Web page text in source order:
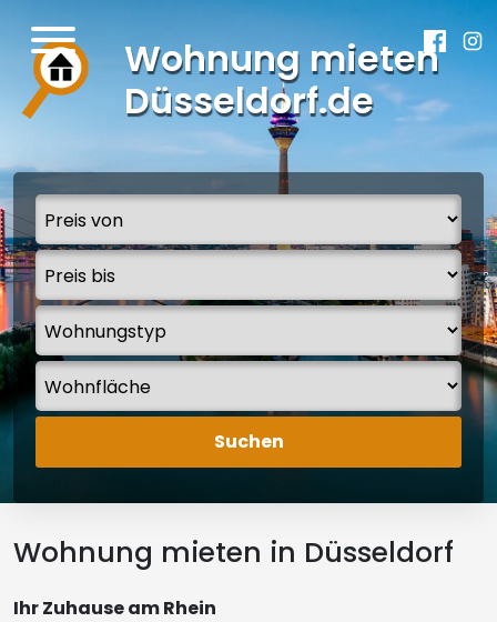
Wohnung mieten
Düsseldorf.de
Wohnung mieten in Düsseldorf
Ihr Zuhause am Rhein